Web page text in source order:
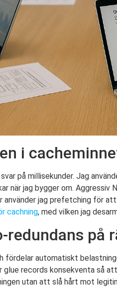
i
på millisekunder. Jag
när jag bygger om.
använder jag prefetching för
cachning, med vilken jag
redundans på
fördelar automatiskt
records konsekventa så
utan att slå hårt mot